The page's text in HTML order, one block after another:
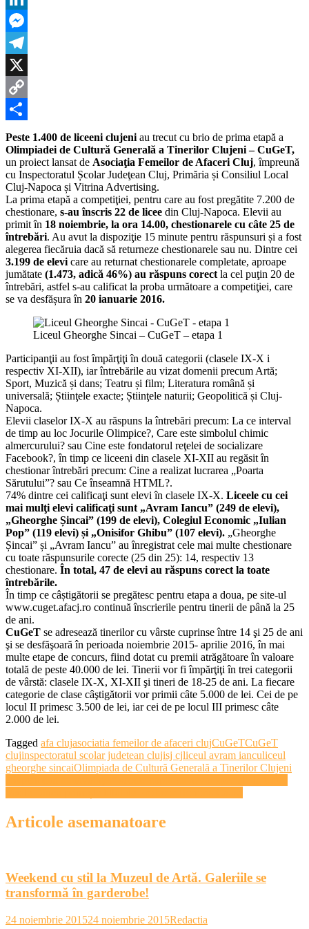
LinkedIn
Messenger
Telegram
X
Copy
Link
Partajează
Peste 1.400 de liceeni clujeni au trecut cu brio de prima etapă a
Olimpiadei de Cultură Generală a Tinerilor Clujeni – CuGeT,
un proiect lansat de Asociaţia Femeilor de Afaceri Cluj, împreună
cu Inspectoratul Școlar Judeţean Cluj, Primăria și Consiliul Local
Cluj-Napoca și Vitrina Advertising.
La prima etapă a competiţiei, pentru care au fost pregătite 7.200 de
chestionare, s-au înscris 22 de licee din Cluj-Napoca. Elevii au
primit în 18 noiembrie, la ora 14.00, chestionarele cu câte 25 de
întrebări. Au avut la dispoziţie 15 minute pentru răspunsuri și a fost
alegerea fiecăruia dacă să returneze chestionarele sau nu. Dintre cei
3.199 de elevi care au returnat chestionarele completate, aproape
jumătate (1.473, adică 46%) au răspuns corect la cel puţin 20 de
întrebări, astfel s-au calificat la proba următoare a competiţiei, care
se va desfășura în 20 ianuarie 2016.
Liceul Gheorghe Sincai – CuGeT – etapa 1
Participanţii au fost împărţiţi în două categorii (clasele IX-X i
respectiv XI-XII), iar întrebările au vizat domenii precum Artă;
Sport, Muzică și dans; Teatru și film; Literatura română și
universală; Știinţele exacte; Știinţele naturii; Geopolitică și Cluj-
Napoca.
Elevii claselor IX-X au răspuns la întrebări precum: La ce interval
de timp au loc Jocurile Olimpice?, Care este simbolul chimic
almercurului? sau Cine este fondatorul reţelei de socializare
Facebook?, în timp ce liceeni din clasele XI-XII au regăsit în
chestionar întrebări precum: Cine a realizat lucrarea „Poarta
Sărutului”? sau Ce înseamnă HTML?.
74% dintre cei calificaţi sunt elevi în clasele IX-X. Liceele cu cei
mai mulţi elevi calificaţi sunt „Avram Iancu” (249 de elevi),
„Gheorghe Șincai” (199 de elevi), Colegiul Economic „Iulian
Pop” (119 elevi) și „Onisifor Ghibu” (107 elevi). „Gheorghe
Șincai” și „Avram Iancu” au înregistrat cele mai multe chestionare
cu toate răspunsurile corecte (25 din 25): 14, respectiv 13
chestionare. În total, 47 de elevi au răspuns corect la toate
întrebările.
În timp ce câștigătorii se pregătesc pentru etapa a doua, pe site-ul
www.cuget.afacj.ro continuă înscrierile pentru tinerii de până la 25
de ani.
CuGeT se adresează tinerilor cu vârste cuprinse între 14 şi 25 de ani
şi se desfăşoară în perioada noiembrie 2015- aprilie 2016, în mai
multe etape de concurs, fiind dotat cu premii atrăgătoare în valoare
totală de peste 40.000 de lei. Tinerii vor fi împărţiţi în trei categorii
de vârstă: clasele IX-X, XI-XII şi tineri de 18-25 de ani. La fiecare
categorie de clase câştigătorii vor primii câte 5.000 de lei. Cei de pe
locul II primesc 3.500 de lei, iar cei de pe locul III primesc câte
2.000 de lei.
Tagged afa clujasociatia femeilor de afaceri clujCuGeTCuGeT
clujinspectoratul scolar judetean clujisj cjliceul avram ianculiceul
gheorghe sincaiOlimpiada de Cultură Generală a Tinerilor Clujeni
Navigare
în
articole
Articole asemanatoare
Weekend cu stil la Muzeul de Artă. Galeriile se
transformă în garderobe!
24 noiembrie 201524 noiembrie 2015Redactia